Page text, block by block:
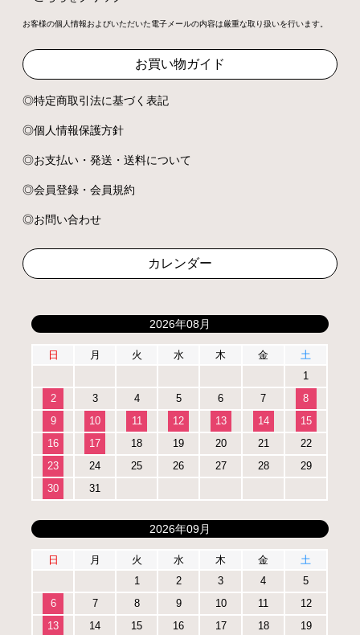
お客様の個人情報およびいただいた電子メールの内容は厳重な取り扱いを行います。
お買い物ガイド
特定商取引法に基づく表記
個人情報保護方針
お支払い・発送・送料について
会員登録・会員規約
お問い合わせ
カレンダー
2026年08月
日 月 火 水 木 金
土
1
2
3 4 5 6 7
8
9
10 11 12 13 14
15
16
17 18 19 20 21
22
23
24 25 26 27 28
29
30
31
2026年09月
日 月 火 水 木 金
土
1
2 3 4
5
6
7 8 9 10 11
12
13
14 15 16 17 18 19